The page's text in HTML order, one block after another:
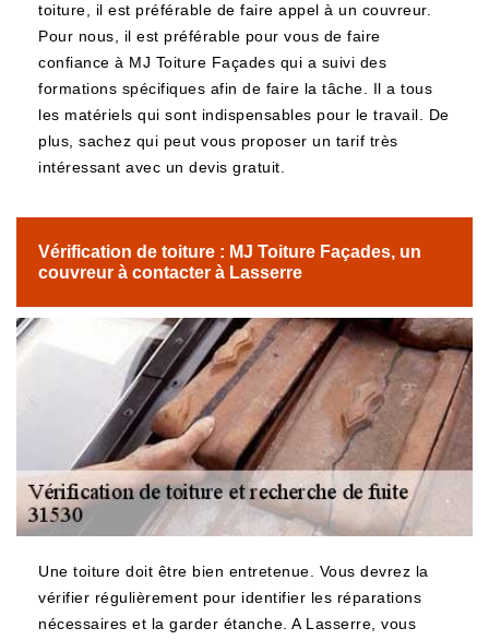
toiture, il est préférable de faire appel à un couvreur.
Pour nous, il est préférable pour vous de faire
confiance à MJ Toiture Façades qui a suivi des
formations spécifiques afin de faire la tâche. Il a tous
les matériels qui sont indispensables pour le travail. De
plus, sachez qui peut vous proposer un tarif très
intéressant avec un devis gratuit.
Vérification de toiture : MJ Toiture Façades, un
couvreur à contacter à Lasserre
Une toiture doit être bien entretenue. Vous devrez la
vérifier régulièrement pour identifier les réparations
nécessaires et la garder étanche. A Lasserre, vous